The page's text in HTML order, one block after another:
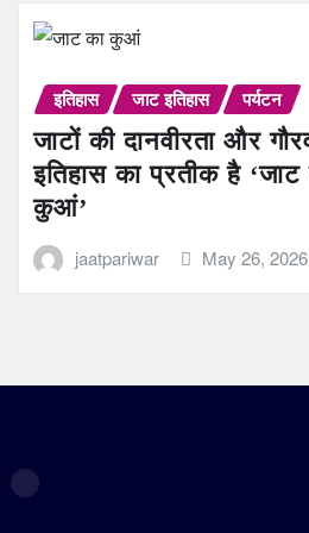
इतिहास जाट इतिहास पर्यटन
जाटों की दानवीरता और
इतिहास का प्रतीक है ‘जाट
कुआं’
jaatpariwar May 26, 2026